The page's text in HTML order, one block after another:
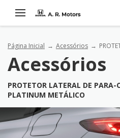
Página Inicial Acessórios PROTETOR
Acessórios
PROTETOR LATERAL DE
PLATINUM METÁLICO